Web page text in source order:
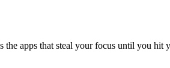
the apps that steal your focus until you hit